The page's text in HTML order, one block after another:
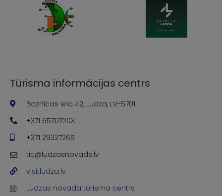
Tūrisma informācijas centrs
Baznīcas iela 42, Ludza, LV-5701
+371 65707203
+371 29327265
tic@ludzasnovads.lv
visitludza.lv
Ludzas novada tūrisma centrs